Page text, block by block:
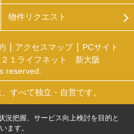
物件リクエスト
アクセスマップ
PCサイト
１ライフネット 新大阪
reserved.
すべて独立・自営です。
況把握、サービス向上検討を目的と
ます。